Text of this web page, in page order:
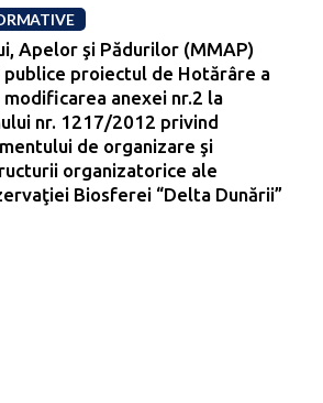
Apelor şi Pădurilor (MMAP)
publice proiectul de Hotărâre a
anexei nr.2 la
nr. 1217/2012 privind
de organizare şi
organizatorice ale
Biosferei “Delta Dunării”